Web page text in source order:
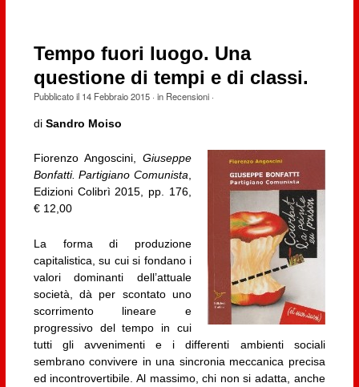
Tempo fuori luogo. Una
questione di tempi e di classi.
Pubblicato il 14 Febbraio 2015· in Recensioni·
di Sandro Moiso
Fiorenzo Angoscini,Giuseppe
Bonfatti. Partigiano Comunista
Edizioni Colibrì 2015, pp. 176,
€ 12,00
La forma di produzione
capitalistica, su cui si fondano i
valori dominanti dell’attuale
società, dà per scontato uno
scorrimento lineare e
progressivo del tempo in cui
tutti gli avvenimenti e i differenti ambienti sociali
sembrano convivere in una sincronia meccanica precisa
ed incontrovertibile. Al massimo, chi non si adatta, anche